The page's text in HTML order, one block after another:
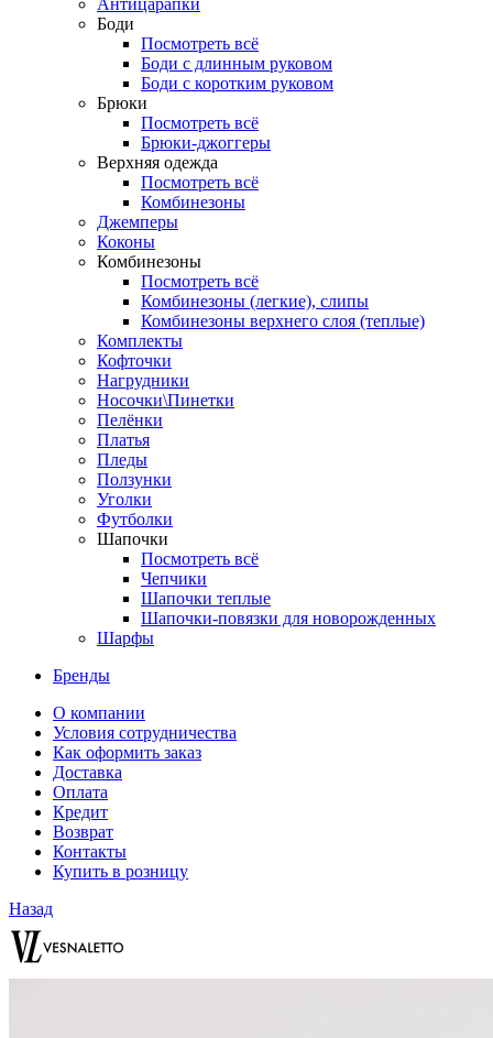
Боди
Посмотреть всё
Боди с длинным руковом
Боди с коротким руковом
Брюки
Посмотреть всё
Брюки-джоггеры
Верхняя одежда
Посмотреть всё
Комбинезоны
Джемперы
Коконы
Комбинезоны
Посмотреть всё
Комбинезоны (легкие), слипы
Комбинезоны верхнего слоя (теплые)
Комплекты
Кофточки
Нагрудники
Носочки\Пинетки
Пелёнки
Платья
Пледы
Ползунки
Уголки
Футболки
Шапочки
Посмотреть всё
Чепчики
Шапочки теплые
Шапочки-повязки для новорожденных
Шарфы
Бренды
О компании
Условия сотрудничества
Как оформить заказ
Доставка
Оплата
Кредит
Возврат
Контакты
Купить в розницу
Назад